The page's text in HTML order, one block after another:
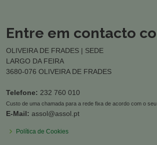
Entre em contacto
OLIVEIRA DE FRADES | SEDE
LARGO DA FEIRA
3680-076 OLIVEIRA DE FRADES
Telefone: 232 760 010
Custo de uma chamada para a rede fixa de acordo com o
E-Mail: assol@assol.pt
Política de Cookies